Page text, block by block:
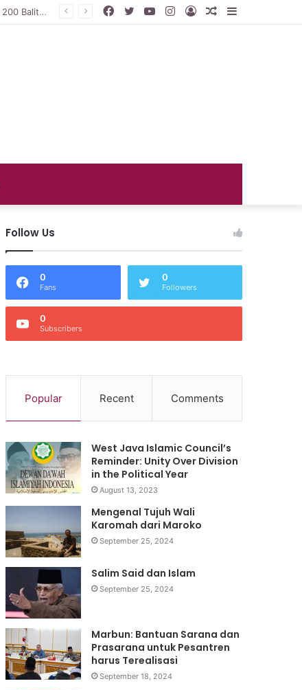
DP3AP2KB PPU Gelar Peringatan Hari Anak Nasional ke-42, HUT PP PAUD ke-49, dan Hari Keluarga Tahun 2026
Random
Log
Instagram
YouTube
Twitter
Facebook
Follow Us
0
Fans
0
Followers
0
Subscribers
Popular Recent Comments
West Java Islamic Council’s
Reminder: Unity Over Division
in the Political Year
August 13, 2023
Mengenal Tujuh Wali
Karomah dari Maroko
September 25, 2024
Salim Said dan Islam
September 25, 2024
Marbun: Bantuan Sarana dan
Prasarana untuk Pesantren
harus Terealisasi
September 18, 2024